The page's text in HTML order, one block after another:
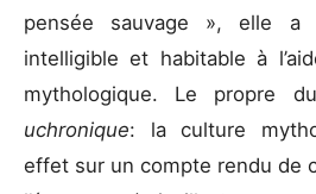
pensée sauvage », elle a
intelligible et habitable à
mythologique. Le propre
uchronique: la culture
effet sur un compte rendu de